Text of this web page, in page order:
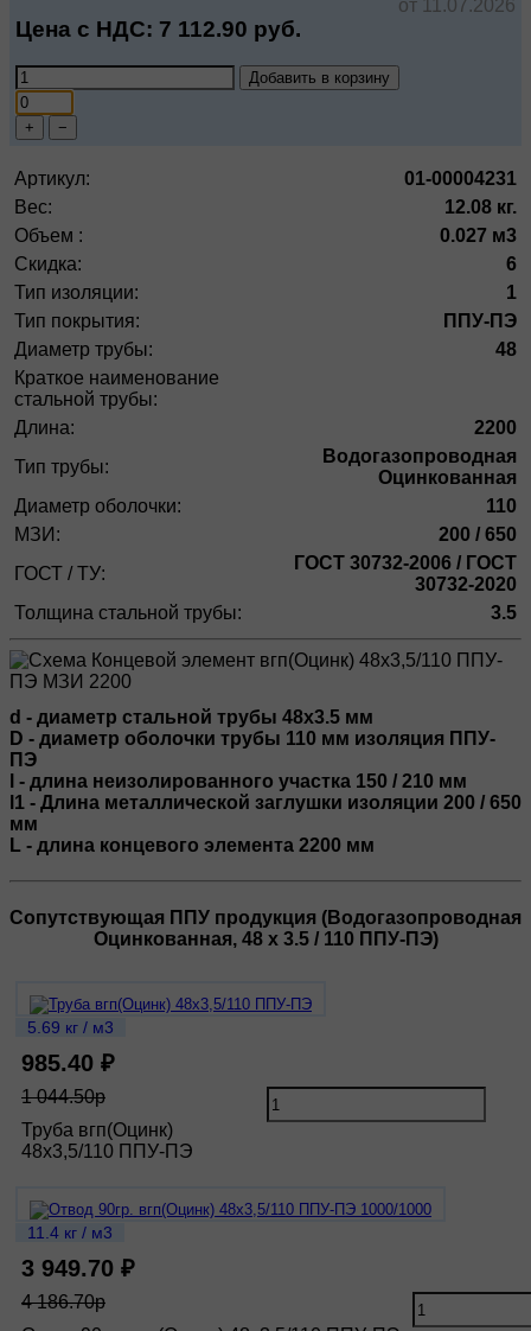
от 11.07.2026
Цена с НДС: 7 112.90 руб.
Добавить в корзину
+ −
Артикул:
01-00004231
Вес:
12.08 кг.
Объем :
0.027 м3
Скидка:
6
Тип изоляции:
1
Тип покрытия:
ППУ-ПЭ
Диаметр трубы:
48
Краткое наименование
стальной трубы:
Длина:
2200
Тип трубы:
Водогазопроводная
Оцинкованная
Диаметр оболочки:
110
МЗИ:
200 / 650
ГОСТ / ТУ:
ГОСТ 30732-2006 / ГОСТ
30732-2020
Толщина стальной трубы:
3.5
d - диаметр стальной трубы 48х3.5 мм
D - диаметр оболочки трубы 110 мм изоляция ППУ-
ПЭ
l - длина неизолированного участка 150 / 210 мм
l1 - Длина металлической заглушки изоляции 200 / 650
мм
L - длина концевого элемента 2200 мм
Сопутствующая ППУ продукция (Водогазопроводная
Оцинкованная, 48 х 3.5 / 110 ППУ-ПЭ)
5.69 кг / м3
985.40 ₽
1 044.50р
Труба вгп(Оцинк)
48х3,5/110 ППУ-ПЭ
11.4 кг / м3
3 949.70 ₽
4 186.70р